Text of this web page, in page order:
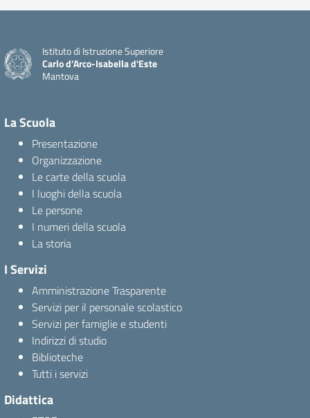
Istituto di Istruzione Superiore
Carlo d'Arco-Isabella d'Este
Mantova
La Scuola
Presentazione
Organizzazione
Le carte della scuola
I luoghi della scuola
Le persone
I numeri della scuola
La storia
I Servizi
Amministrazione Trasparente
Servizi per il personale scolastico
Servizi per famiglie e studenti
Indirizzi di studio
Biblioteche
Tutti i servizi
Didattica